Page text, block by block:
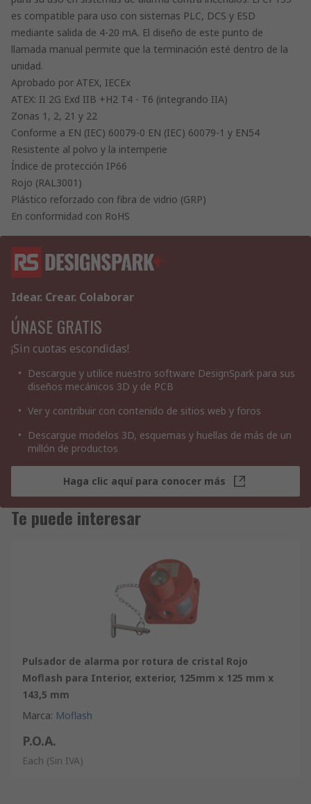
es compatible para uso con sistemas PLC, DCS y ESD
mediante salida de 4-20 mA. El diseño de este punto de
llamada manual permite que la terminación esté dentro de la
unidad.
Aprobado por ATEX, IECEx
ATEX: II 2G Exd IIB +H2 T4 - T6 (integrando IIA)
Zonas 1, 2, 21 y 22
Conforme a EN (IEC) 60079-0 EN (IEC) 60079-1 y EN54
Resistente al polvo y la intemperie
Índice de protección IP66
Rojo (RAL3001)
Plástico reforzado con fibra de vidrio (GRP)
En conformidad con RoHS
Idear. Crear. Colaborar
ÚNASE GRATIS
¡Sin cuotas escondidas!
Descargue y utilice nuestro software DesignSpark para sus
diseños mecánicos 3D y de PCB
Ver y contribuir con contenido de sitios web y foros
Descargue modelos 3D, esquemas y huellas de más de un
millón de productos
Haga clic aquí para conocer más
Te puede interesar
Pulsador de alarma por rotura de cristal Rojo
Moflash para Interior, exterior, 125mm x 125 mm x
143,5 mm
Marca: Moflash
P.O.A.
Each (Sin IVA)